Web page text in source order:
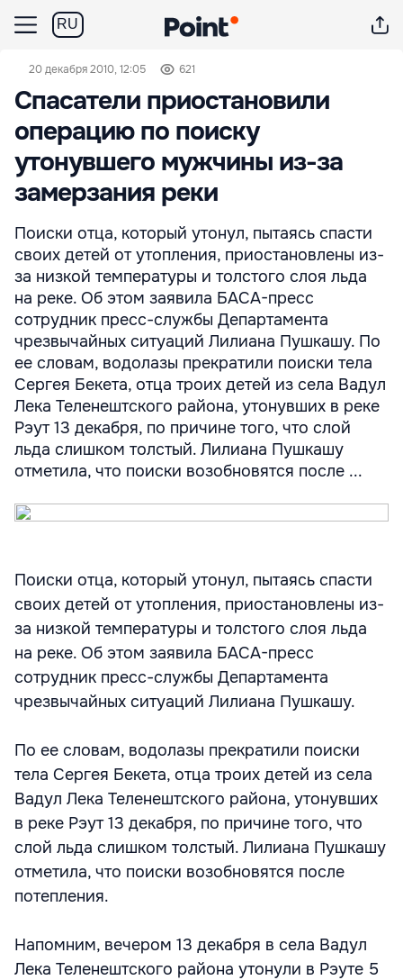
RU
20 декабря 2010, 12:05 621
Спасатели приостановили
операцию по поиску
утонувшего мужчины из-за
замерзания реки
Поиски отца, который утонул, пытаясь спасти
своих детей от утопления, приостановлены из-
за низкой температуры и толстого слоя льда
на реке. Об этом заявила БАСА-пресс
сотрудник пресс-службы Департамента
чрезвычайных ситуаций Лилиана Пушкашу. По
ее словам, водолазы прекратили поиски тела
Сергея Бекета, отца троих детей из села Вадул
Лека Теленештского района, утонувших в реке
Рэут 13 декабря, по причине того, что слой
льда слишком толстый. Лилиана Пушкашу
отметила, что поиски возобновятся после ...
Поиски отца, который утонул, пытаясь спасти
своих детей от утопления, приостановлены из-
за низкой температуры и толстого слоя льда
на реке. Об этом заявила БАСА-пресс
сотрудник пресс-службы Департамента
чрезвычайных ситуаций Лилиана Пушкашу.
По ее словам, водолазы прекратили поиски
тела Сергея Бекета, отца троих детей из села
Вадул Лека Теленештского района, утонувших
в реке Рэут 13 декабря, по причине того, что
слой льда слишком толстый. Лилиана Пушкашу
отметила, что поиски возобновятся после
потепления.
Напомним, вечером 13 декабря в села Вадул
Лека Теленештского района утонули в Рэуте 5